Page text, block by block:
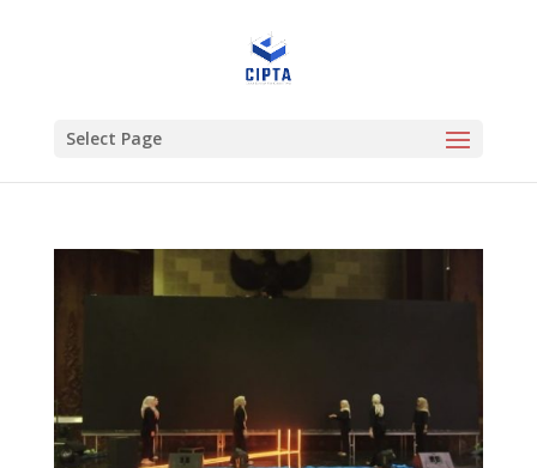
Select Page